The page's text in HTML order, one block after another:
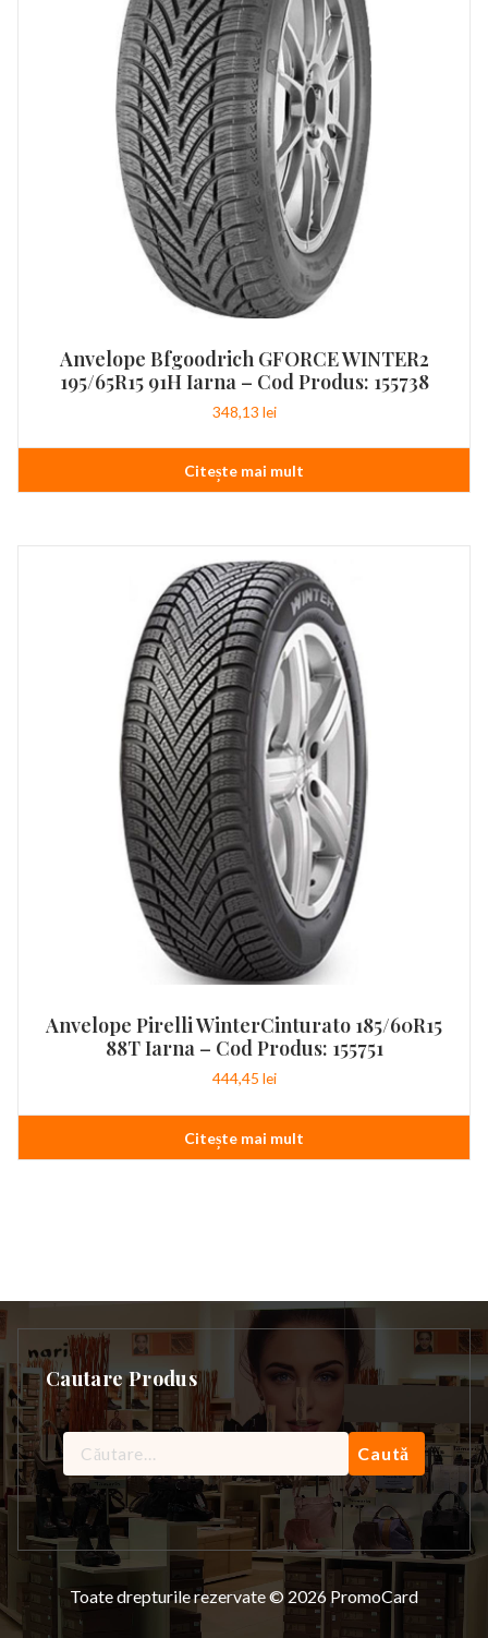
Anvelope Bfgoodrich GFORCE WINTER2
195/65R15 91H Iarna – Cod Produs: 155738
348,13 lei
Citește mai mult
Anvelope Pirelli WinterCinturato 185/60R15
88T Iarna – Cod Produs: 155751
444,45 lei
Citește mai mult
Cautare Produs
Caută
după:
Toate drepturile rezervate © 2026 PromoCard